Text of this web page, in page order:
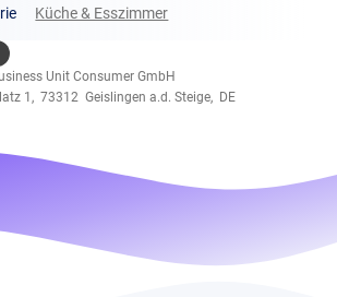
Küche & Esszimmer
Unit Consumer GmbH
1, 73312 Geislingen a.d. Steige, DE